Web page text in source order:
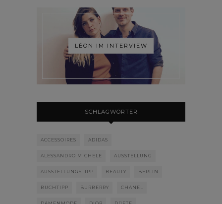
LÉON IM INTERVIEW
SCHLAGWÖRTER
ACCESSOIRES ADIDAS
ALESSANDRO MICHELE AUSSTELLUNG
AUSSTELLUNGSTIPP BEAUTY BERLIN
BUCHTIPP BURBERRY CHANEL